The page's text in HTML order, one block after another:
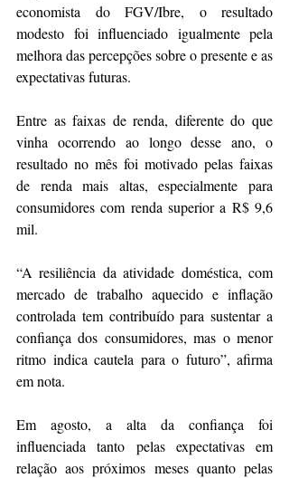
economista do FGV/Ibre, o resultado
modesto foi influenciado igualmente pela
melhora das percepções sobre o presente e as
expectativas futuras.
Entre as faixas de renda, diferente do que
vinha ocorrendo ao longo desse ano, o
resultado no mês foi motivado pelas faixas
de renda mais altas, especialmente para
consumidores com renda superior a R$ 9,6
mil.
“A resiliência da atividade doméstica, com
mercado de trabalho aquecido e inflação
controlada tem contribuído para sustentar a
confiança dos consumidores, mas o menor
ritmo indica cautela para o futuro”, afirma
em nota.
Em agosto, a alta da confiança foi
influenciada tanto pelas expectativas em
relação aos próximos meses quanto pelas